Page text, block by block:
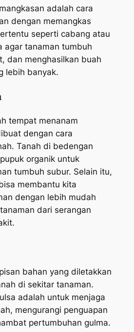
adalah cara
dengan memangkas
seperti cabang atau
agar tanaman tumbuh
dan menghasilkan buah
lebih banyak.
tempat menanam
dengan cara
Tanah di bedengan
organik untuk
tumbuh subur. Selain itu,
membantu kita
dengan lebih mudah
dari serangan
bahan yang diletakkan
di sekitar tanaman.
adalah untuk menjaga
mengurangi penguapan
pertumbuhan gulma.